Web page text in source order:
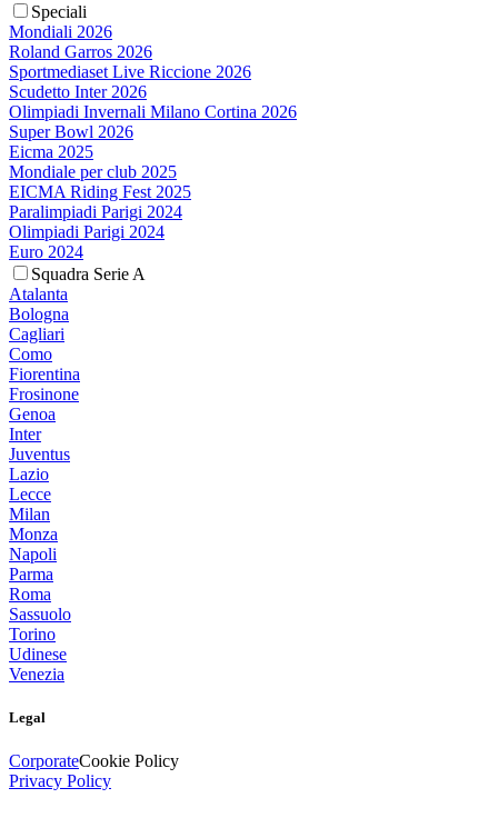
Speciali
Mondiali 2026
Roland Garros 2026
Sportmediaset Live Riccione 2026
Scudetto Inter 2026
Olimpiadi Invernali Milano Cortina 2026
Super Bowl 2026
Eicma 2025
Mondiale per club 2025
EICMA Riding Fest 2025
Paralimpiadi Parigi 2024
Olimpiadi Parigi 2024
Euro 2024
Squadra Serie A
Atalanta
Bologna
Cagliari
Como
Fiorentina
Frosinone
Genoa
Inter
Juventus
Lazio
Lecce
Milan
Monza
Napoli
Parma
Roma
Sassuolo
Torino
Udinese
Venezia
Legal
CorporateCookie Policy
Privacy Policy